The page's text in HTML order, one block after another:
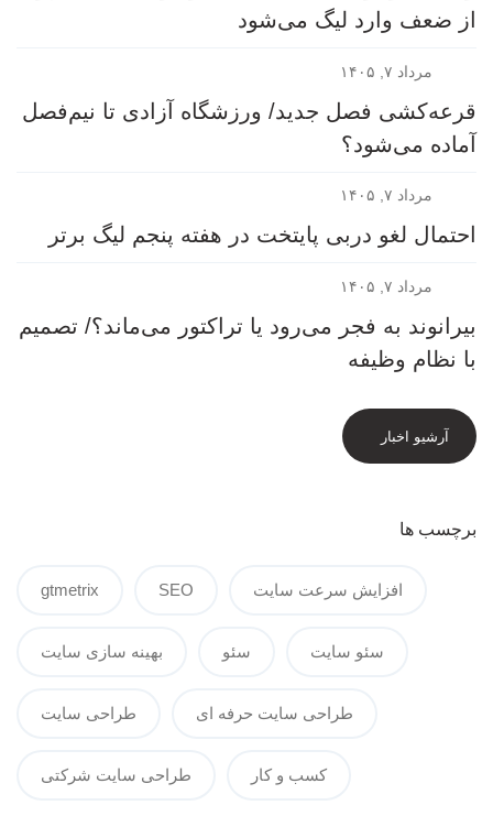
از ضعف وارد لیگ می‌شود
مرداد ۷, ۱۴۰۵
قرعه‎‌کشی فصل جدید/ ورزشگاه آزادی تا نیم‌فصل
آماده می‌شود؟
مرداد ۷, ۱۴۰۵
احتمال لغو دربی پایتخت در هفته پنجم لیگ برتر
مرداد ۷, ۱۴۰۵
بیرانوند به فجر می‌رود یا تراکتور می‌ماند؟/ تصمیم
با نظام وظیفه
آرشیو اخبار
برچسب ها
gtmetrix SEO افزایش سرعت سایت
بهینه سازی سایت سئو سئو سایت
طراحی سایت طراحی سایت حرفه ای
طراحی سایت شرکتی کسب و کار